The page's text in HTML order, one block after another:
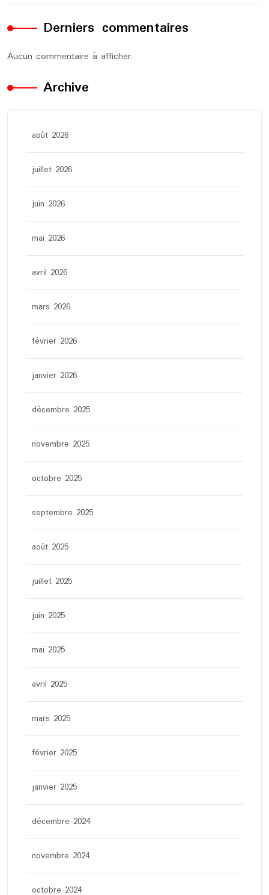
Derniers commentaires
Aucun commentaire à afficher.
Archive
août 2026
juillet 2026
juin 2026
mai 2026
avril 2026
mars 2026
février 2026
janvier 2026
décembre 2025
novembre 2025
octobre 2025
septembre 2025
août 2025
juillet 2025
juin 2025
mai 2025
avril 2025
mars 2025
février 2025
janvier 2025
décembre 2024
novembre 2024
octobre 2024